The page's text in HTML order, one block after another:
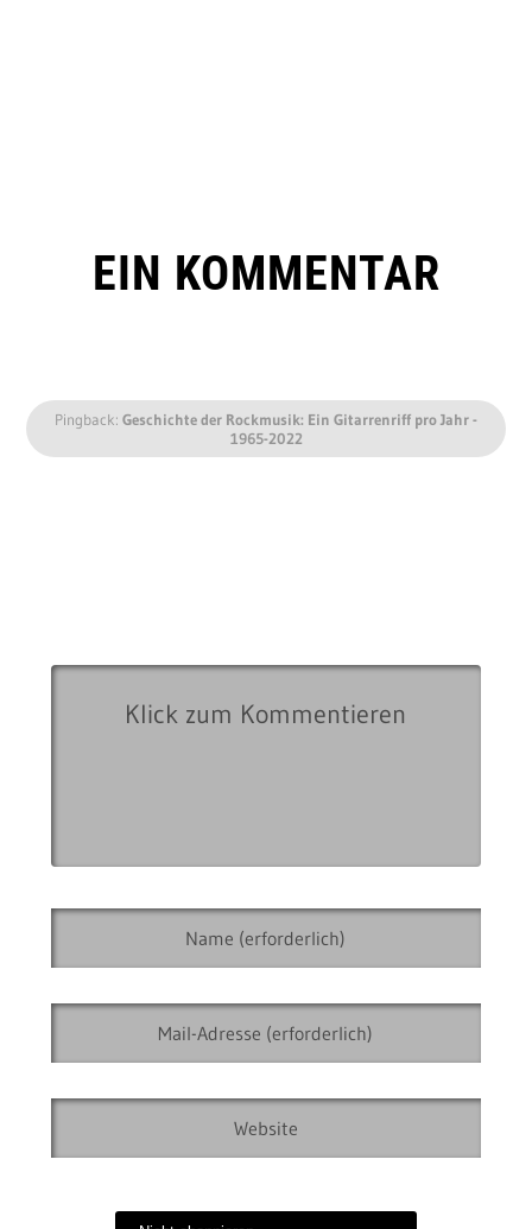
EIN KOMMENTAR
Pingback: Geschichte der Rockmusik: Ein Gitarrenriff pro Jahr -
1965-2022